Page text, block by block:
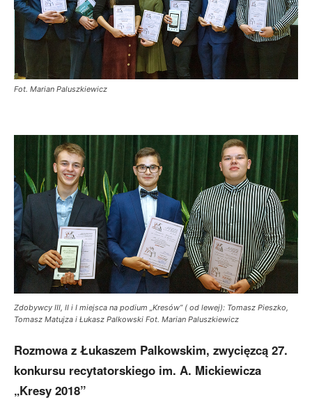
Fot. Marian Paluszkiewicz
Zdobywcy III, II i I miejsca na podium „Kresów” ( od lewej): Tomasz Pieszko,
Tomasz Matujza i Łukasz Palkowski Fot. Marian Paluszkiewicz
Rozmowa z Łukaszem Palkowskim, zwycięzcą 27.
konkursu recytatorskiego im. A. Mickiewicza
„Kresy 2018”